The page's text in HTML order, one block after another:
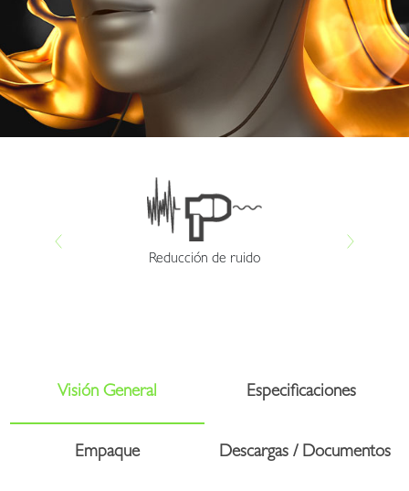
Reducción de ruido
Visión General Especificaciones
Empaque Descargas / Documentos